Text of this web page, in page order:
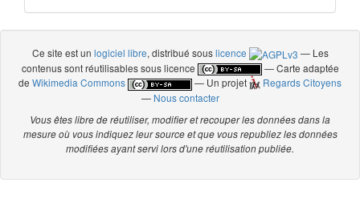
Ce site est un logiciel libre, distribué souslicence
— Les
contenus sont réutilisables sous licence
— Carte adaptée
deWikimedia Commons — Un projet
Regards Citoyens
— Nous contacter
Vous êtes libre de réutiliser, modifier et recouper les données dans la
mesure où vous indiquez leur source et que vous republiez les données
modifiées ayant servi lors d'une réutilisation publiée.